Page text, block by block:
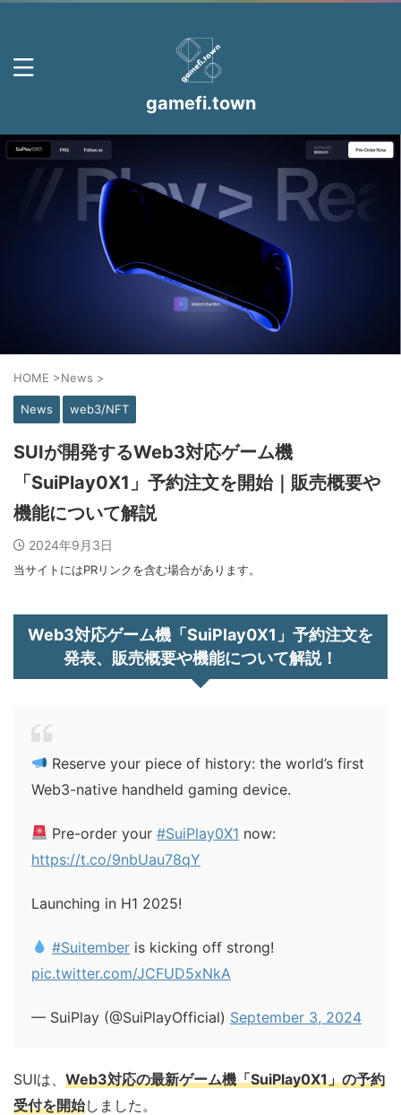
gamefi.town
HOME >News >
News web3/NFT
SUIが開発するWeb3対応ゲーム機
「SuiPlay0X1」予約注文を開始｜販売概要や
機能について解説
2024年9月3日
当サイトにはPRリンクを含む場合があります。
Web3対応ゲーム機「SuiPlay0X1」予約注文を
発表、販売概要や機能について解説！
Reserve your piece of history: the world’s first
Web3-native handheld gaming device.
Pre-order your#SuiPlay0X1 now:
https://t.co/9nbUau78qY
Launching in H1 2025!
#Suitember is kicking off strong!
pic.twitter.com/JCFUD5xNkA
— SuiPlay (@SuiPlayOfficial) September 3, 2024
SUIは、 Web3対応の最新ゲーム機「SuiPlay0X1」の予約
受付を開始しました。